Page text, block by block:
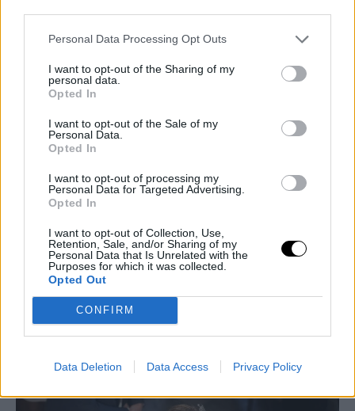
Personal Data Processing Opt Outs
I want to opt-out of the Sharing of my
personal data.
Opted In
I want to opt-out of the Sale of my
Personal Data.
Opted In
I want to opt-out of processing my
Personal Data for Targeted Advertising.
Opted In
I want to opt-out of Collection, Use,
Retention, Sale, and/or Sharing of my
Personal Data that Is Unrelated with the
Purposes for which it was collected.
Opted Out
CONFIRM
Data Deletion Data Access Privacy Policy
DESIGN
Χρυσή Βαρδινογιάννη και Νικόλαος Ντε Γκρες: Σε
αυτήν την αποθήκη του Πειραιά έγινε το γαμήλιο
πάρτι -Ένα κτίριο του 1900